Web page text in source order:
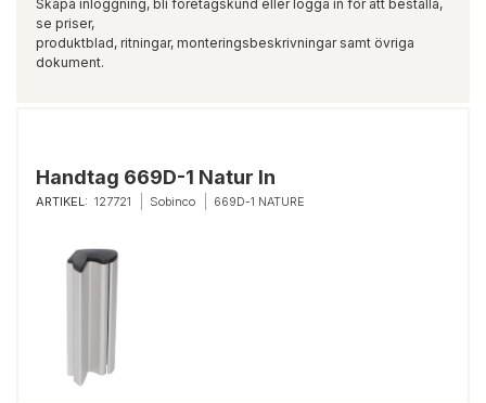
Skapa inloggning, bli företagskund eller logga in för att beställa,
se priser,
produktblad, ritningar, monteringsbeskrivningar samt övriga
dokument.
Handtag 669D-1 Natur In
ARTIKEL: 127721 Sobinco 669D-1 NATURE